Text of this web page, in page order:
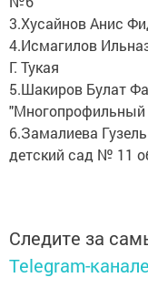
3.Хусайнов Анис
4.Исмагилов
Г. Тукая
5.Шакиров Булат
"Многопрофильный
6.Замалиева
детский сад № 11
Telegram-